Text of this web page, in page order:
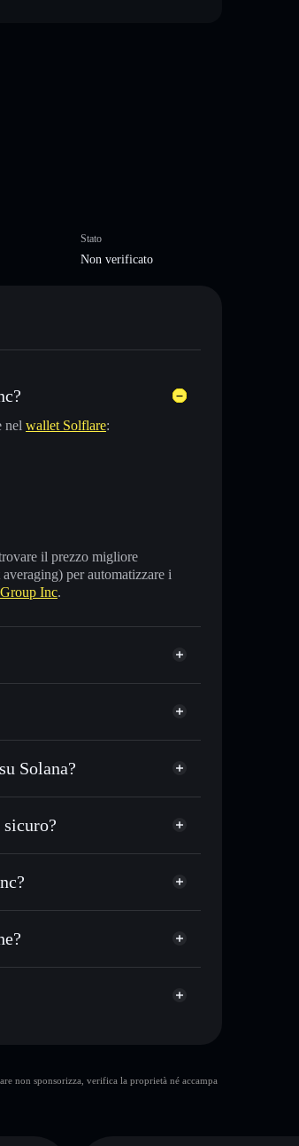
Stato
Non verificato
nel wallet Solflare:
il prezzo migliore
per automatizzare i
Inc.
token Solana al prezzo
usando l’Aggregatore di
Solana?
wallet non-custodial
singolo
non sponsorizza, verifica la proprietà né accampa